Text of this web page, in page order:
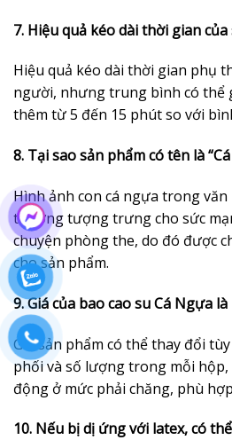
7. Hiệu quả kéo dài thời gian
Hiệu quả kéo dài thời gian phụ
người, nhưng trung bình có thể
thêm từ 5 đến 15 phút so với
8. Tại sao sản phẩm có tên là
Hình ảnh con cá ngựa trong
thường tượng trưng cho sức
chuyện phòng the, do đó được
cho sản phẩm.
9. Giá của bao cao su Cá Ngựa
Giá sản phẩm có thể thay đổi
phối và số lượng trong mỗi
động ở mức phải chăng, phù
10. Nếu bị dị ứng với latex, có